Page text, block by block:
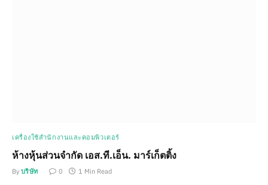
เครื่องใช้สำนักงานและคอมพิวเตอร์
ห้างหุ้นส่วนจำกัด เอส.ที.เอ็น. มาร์เก็ตติ้ง
By บริษัท 0 1 Min Read